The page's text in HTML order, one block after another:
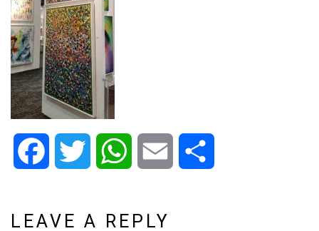
Facebook Twitter WhatsApp Email
LEAVE A REPLY